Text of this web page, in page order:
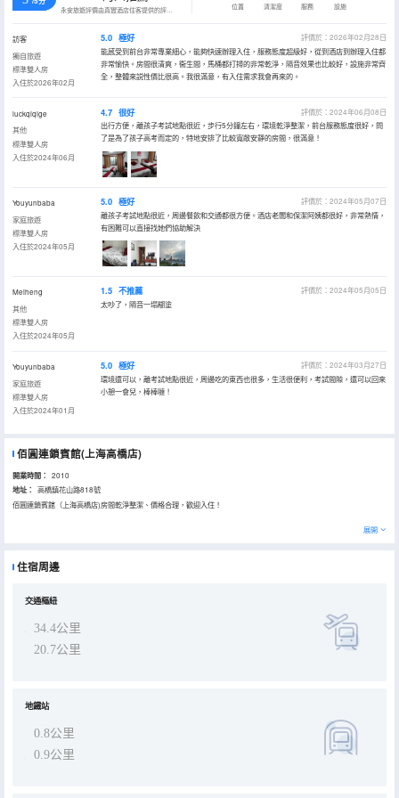
永安旅遊評價由真實酒店住客提供的評價。 位置 清潔度 服務 設施
訪客
獨自旅遊
標準雙人房
入住於2026年02月
5.0 極好
評價於：2026年02月28日
能感受到前台非常專業細心，能夠快速辦理入住，服務態度超級好，從到酒店到辦理入住都
非常愉快。房間很清爽，衞生間，馬桶都打掃的非常乾淨，隔音效果也比較好，設施非常齊
全，整體來説性價比很高。我很滿意，有入住需求我會再來的。
luckqiqige
其他
標準雙人房
入住於2024年06月
4.7 很好
評價於：2024年06月08日
出行方便，離孩子考試地點很近，步行5分鐘左右，環境乾淨整潔，前台服務態度很好，問
了是為了孩子高考而定的，特地安排了比較寬敞安靜的房間，很滿意！
Youyunbaba
家庭旅遊
標準雙人房
入住於2024年05月
5.0 極好
評價於：2024年05月07日
離孩子考試地點很近，周邊餐飲和交通都很方便。酒店老闆和保潔阿姨都很好，非常熱情，
有困難可以直接找她們協助解決
Meiheng
其他
標準雙人房
入住於2024年05月
1.5 不推薦
評價於：2024年05月05日
太吵了，隔音一塌糊塗
Youyunbaba
家庭旅遊
標準雙人房
入住於2024年01月
5.0 極好
評價於：2024年03月27日
環境還可以，離考試地點很近，周邊吃的東西也很多，生活很便利，考試間隙，還可以回來
小憩一會兒，棒棒噠！
佰圓連鎖賓館(上海高橋店)
開業時間： 2010
地址：
高橋鎮花山路818號
佰圓連鎖賓館（上海高橋店)房間乾淨整潔、價格合理，歡迎入住！
展開
住宿周邊
交通樞紐
34.4公里
20.7公里
地鐵站
0.8公里
0.9公里